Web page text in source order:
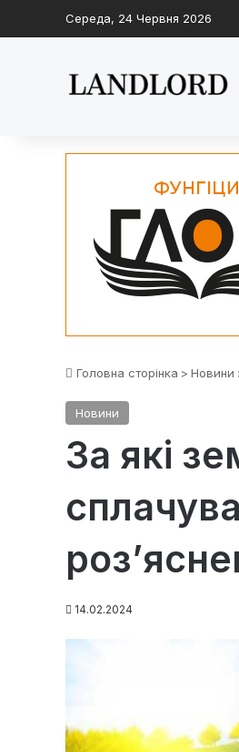
Середа, 24 Червня 2026
Головна сторінка > Новини
Новини
За які
14.02.2024